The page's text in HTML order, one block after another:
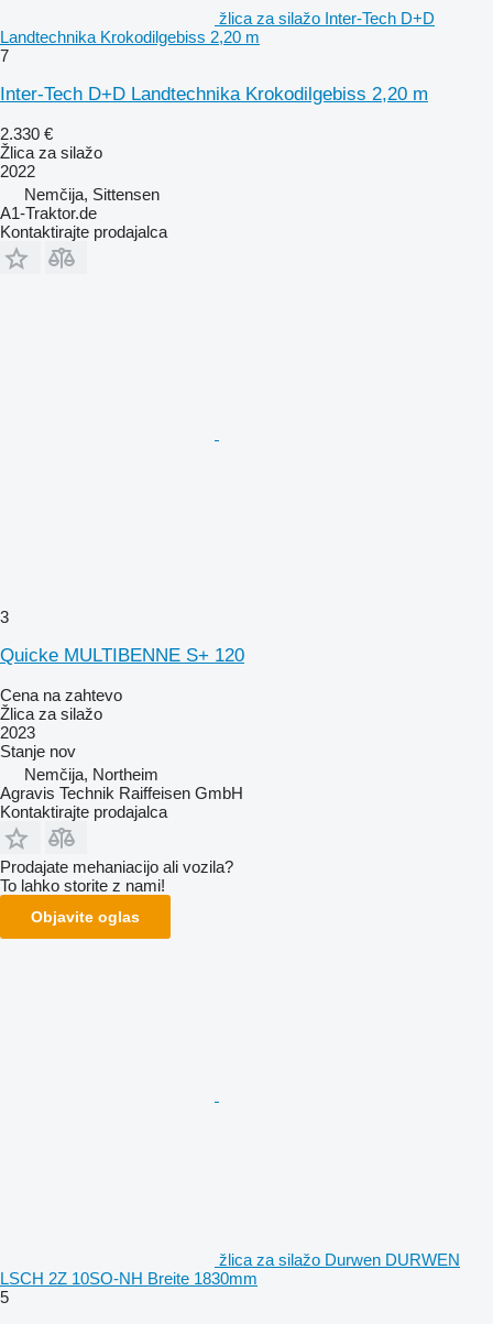
žlica za silažo Inter-Tech D+D
Landtechnika Krokodilgebiss 2,20 m
7
Inter-Tech D+D Landtechnika Krokodilgebiss 2,20 m
2.330 €
Žlica za silažo
2022
Nemčija, Sittensen
A1-Traktor.de
Kontaktirajte prodajalca
3
Quicke MULTIBENNE S+ 120
Cena na zahtevo
Žlica za silažo
2023
Stanje nov
Nemčija, Northeim
Agravis Technik Raiffeisen GmbH
Kontaktirajte prodajalca
Prodajate mehaniacijo ali vozila?
To lahko storite z nami!
Objavite oglas
žlica za silažo Durwen DURWEN
LSCH 2Z 10SO-NH Breite 1830mm
5